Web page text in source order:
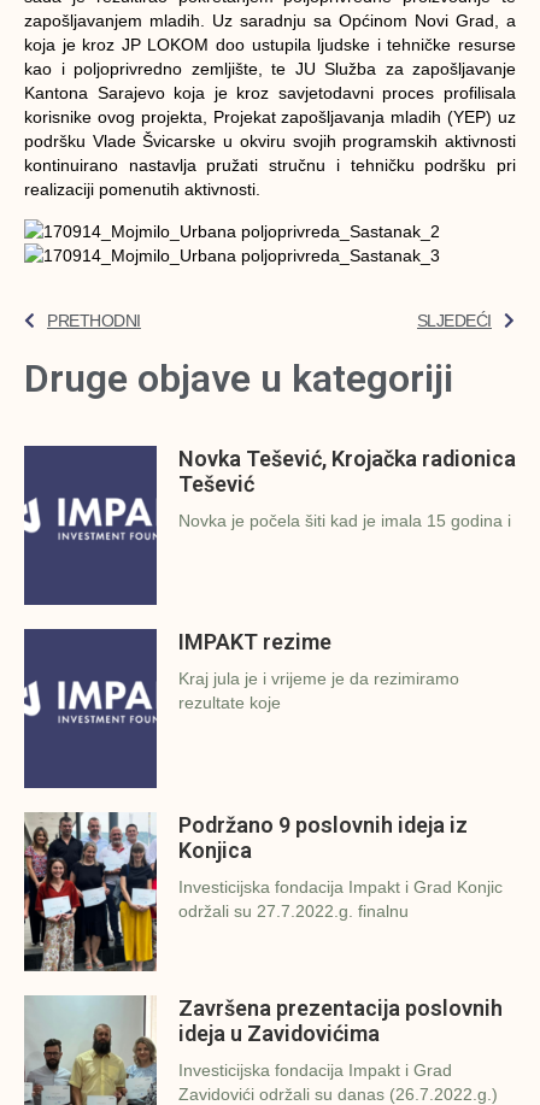
zapošljavanjem mladih. Uz saradnju sa Općinom Novi Grad, a
koja je kroz JP LOKOM doo ustupila ljudske i tehničke resurse
kao i poljoprivredno zemljište, te JU Služba za zapošljavanje
Kantona Sarajevo koja je kroz savjetodavni proces profilisala
korisnike ovog projekta, Projekat zapošljavanja mladih (YEP) uz
podršku Vlade Švicarske u okviru svojih programskih aktivnosti
kontinuirano nastavlja pružati stručnu i tehničku podršku pri
realizaciji pomenutih aktivnosti.
PRETHODNI SLJEDEĆI
Druge objave u kategoriji
Novka Tešević, Krojačka radionica
Tešević
Novka je počela šiti kad je imala 15 godina i
IMPAKT rezime
Kraj jula je i vrijeme je da rezimiramo
rezultate koje
Podržano 9 poslovnih ideja iz
Konjica
Investicijska fondacija Impakt i Grad Konjic
održali su 27.7.2022.g. finalnu
Završena prezentacija poslovnih
ideja u Zavidovićima
Investicijska fondacija Impakt i Grad
Zavidovići održali su danas (26.7.2022.g.)